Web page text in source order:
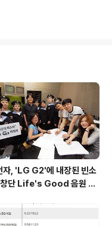
..
/측면
공
말리 T
(OI..
자, 'LG G2'에 내장된 빈소
창단 Life's Good 음원 공